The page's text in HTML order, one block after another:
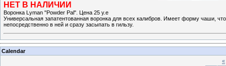
НЕТ В НАЛИЧИИ
Воронка Lyman "Powder Pal". Цена 25 у.е
Универсальная запатентованная воронка для всех калибров. Имеет форму чаши,
непосредственно в ней и сразу засыпать в гильзу.
Calendar
«